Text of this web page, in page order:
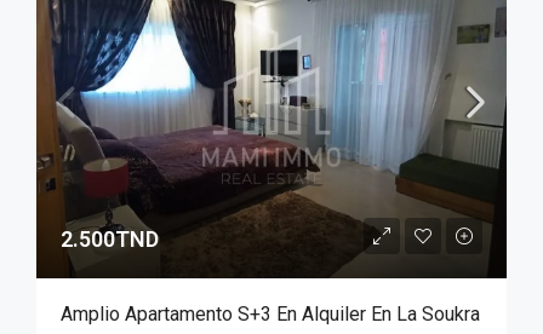
2.500TND
Amplio Apartamento S+3 En Alquiler En La Soukra